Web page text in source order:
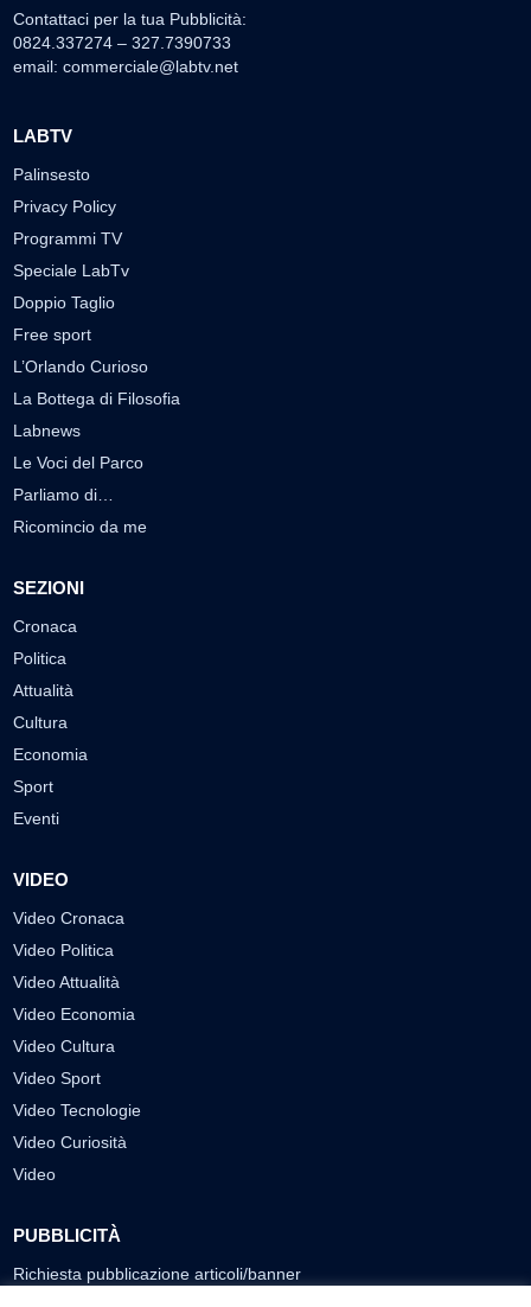
CRONACA
Ponte Valentino,21enne indagato: ipotesi duplice
Incidente mortale a Ponte Valentino, indagato il 21enne alla
guida...
CRONACA
giallo di Villa Adriana
Sarà affidato con ogni probabilità all'inizio della prossima
settimana l'incarico...